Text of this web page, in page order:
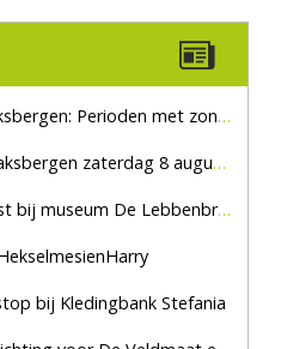
Perioden met zon en droog
8 augustus, marktplein Haaksbergen
museum De Lebbenbrugge
bij Kledingbank Stefania